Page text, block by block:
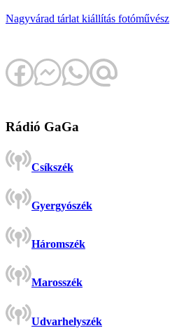
Nagyvárad tárlat kiállítás fotóművész
Rádió GaGa
Csíkszék
Gyergyószék
Háromszék
Marosszék
Udvarhelyszék